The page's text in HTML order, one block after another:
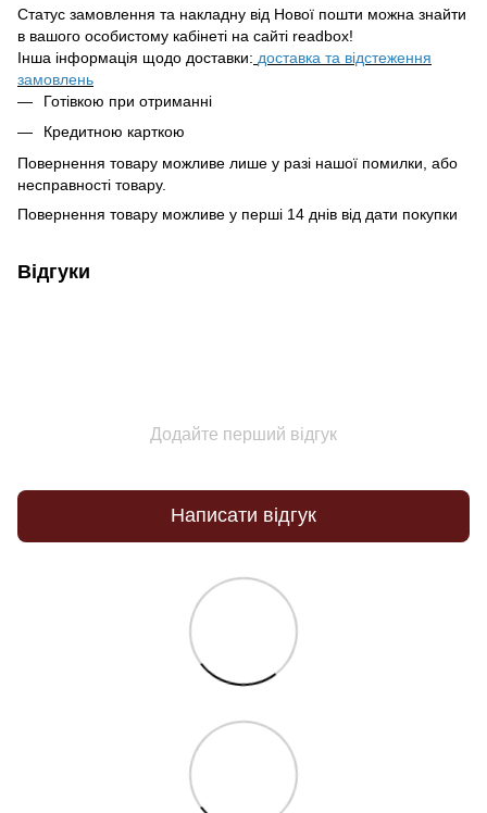
Статус замовлення та накладну від Нової пошти можна знайти
в вашого особистому кабінеті на сайті readbox!
Інша інформація щодо доставки: доставка та відстеження
замовлень
Готівкою при отриманні
Кредитною карткою
Повернення товару можливе лише у разі нашої помилки, або
несправності товару.
Повернення товару можливе у перші 14 днів від дати покупки
Відгуки
Додайте перший відгук
Написати відгук